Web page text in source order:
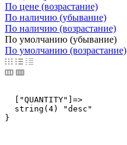
По цене (возрастание)
По наличию (убывание)
По наличию (возрастание)
По умолчанию (убывание)
По умолчанию (возрастание)
  ["QUANTITY"]=>
  string(4) "desc"
}